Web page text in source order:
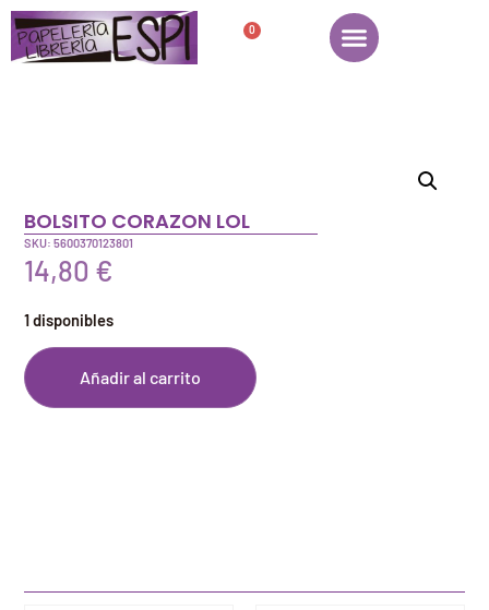
0
BOLSITO CORAZON LOL
SKU: 5600370123801
14,80 €
1 disponibles
Añadir al carrito